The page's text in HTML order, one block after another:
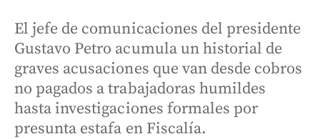
El jefe de comunicaciones del presidente
Gustavo Petro acumula un historial de
graves acusaciones que van desde cobros
no pagados a trabajadoras humildes
hasta investigaciones formales por
presunta estafa en Fiscalía.